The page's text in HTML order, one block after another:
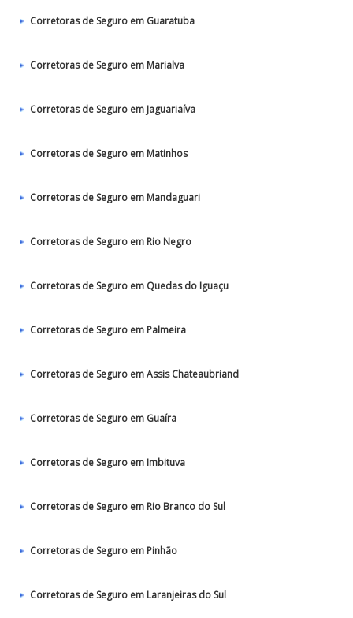
Corretoras de Seguro em Guaratuba
Corretoras de Seguro em Marialva
Corretoras de Seguro em Jaguariaíva
Corretoras de Seguro em Matinhos
Corretoras de Seguro em Mandaguari
Corretoras de Seguro em Rio Negro
Corretoras de Seguro em Quedas do Iguaçu
Corretoras de Seguro em Palmeira
Corretoras de Seguro em Assis Chateaubriand
Corretoras de Seguro em Guaíra
Corretoras de Seguro em Imbituva
Corretoras de Seguro em Rio Branco do Sul
Corretoras de Seguro em Pinhão
Corretoras de Seguro em Laranjeiras do Sul